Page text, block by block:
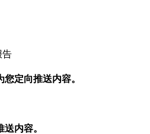
告
定向推送内容。
内容。